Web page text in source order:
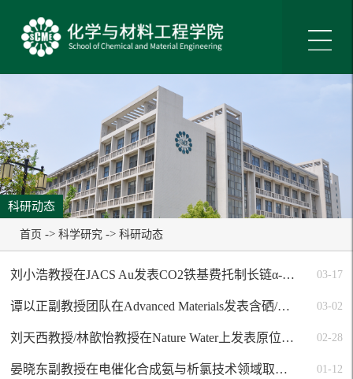
科研动态
首页 -> 科学研究 -> 科研动态
刘小浩教授在JACS Au发表CO2铁基费托制长链α-烯烃的重要研究成果 03-17
谭以正副教授团队在Advanced Materials发表含硒/硫动态材料在光致结构编程领域的重要研究成果 03-02
刘天西教授/林歆怡教授在Nature Water上发表原位光再生多酚界面复合气凝胶在贵金属回收方面的研究进展 02-28
晏晓东副教授在电催化合成氨与析氯技术领域取得关键进展，成果发表于Angew. Chem.与Adv. Funct. Mater. 01-12